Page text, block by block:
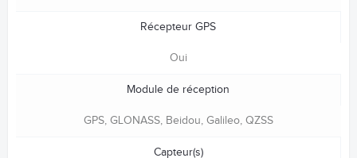
Récepteur GPS
Oui
Module de réception
GPS, GLONASS, Beidou, Galileo, QZSS
Capteur(s)